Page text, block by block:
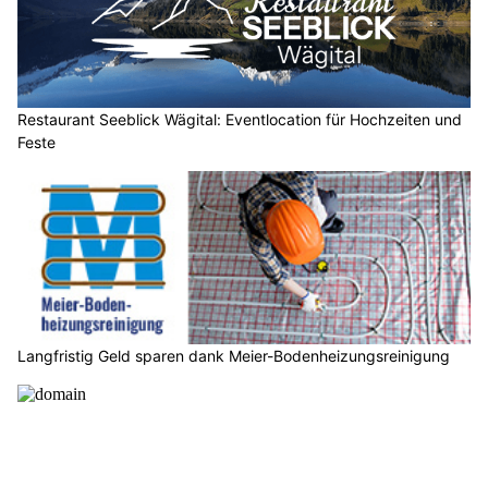
Restaurant Seeblick Wägital: Eventlocation für Hochzeiten und
Feste
Langfristig Geld sparen dank Meier-Bodenheizungsreinigung